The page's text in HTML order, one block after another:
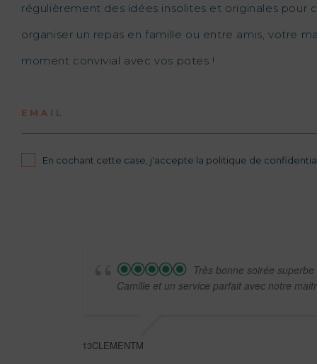
régulièrement des idées insolites et originales pour
organiser un repas en famille ou entre amis, votre
moment convivial avec vos potes !
EMAIL
En cochant cette case, j'accepte la politique de
Très bonne soirée
Camille et un service parfait avec notre
13CLEMENTM